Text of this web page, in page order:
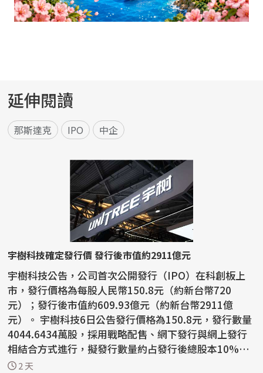
延伸閱讀
那斯達克 IPO 中企
宇樹科技確定發行價 發行後市值約2911億元
宇樹科技公告，公司首次公開發行（IPO）在科創板上
市，發行價格為每股人民幣150.8元（約新台幣720
元）；發行後市值約609.93億元（約新台幣2911億
元）。 宇樹科技6日公告發行價格為150.8元，發行數量
4044.6434萬股，採用戰略配售、網下發行與網上發行
相結合方式進行，擬發行數量約占發行後總股本10%。
網上、網下申購日...
2 天